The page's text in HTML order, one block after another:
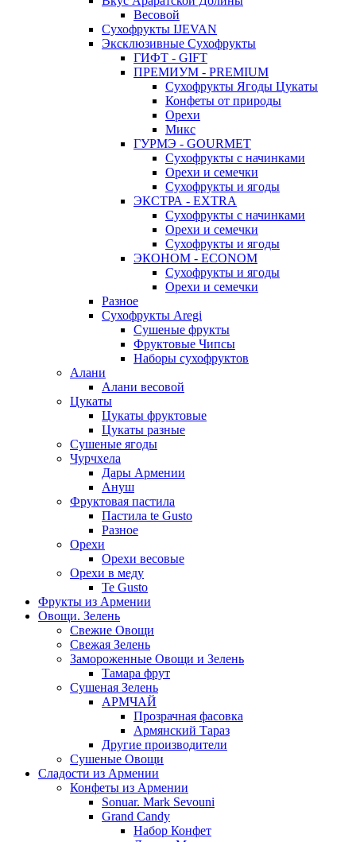
Весовой
Сухофрукты IJEVAN
Эксклюзивные Сухофрукты
ГИФТ - GIFT
ПРЕМИУМ - PREMIUM
Сухофрукты Ягоды Цукаты
Конфеты от природы
Орехи
Микс
ГУРМЭ - GOURMET
Сухофрукты с начинками
Орехи и семечки
Сухофрукты и ягоды
ЭКСТРА - EXTRA
Сухофрукты с начинками
Орехи и семечки
Сухофрукты и ягоды
ЭКОНОМ - ECONOM
Сухофрукты и ягоды
Орехи и семечки
Разное
Сухофрукты Aregi
Сушеные фрукты
Фруктовые Чипсы
Наборы сухофруктов
Алани
Алани весовой
Цукаты
Цукаты фруктовые
Цукаты разные
Сушеные ягоды
Чурчхела
Дары Армении
Ануш
Фруктовая пастила
Пастила te Gusto
Разное
Орехи
Орехи весовые
Орехи в меду
Te Gusto
Фрукты из Армении
Овощи. Зелень
Свежие Овощи
Свежая Зелень
Замороженные Овощи и Зелень
Тамара фрут
Сушеная Зелень
АРМЧАЙ
Прозрачная фасовка
Армянский Тараз
Другие производители
Сушеные Овощи
Сладости из Армении
Конфеты из Армении
Sonuar. Mark Sevouni
Grand Candy
Набор Конфет